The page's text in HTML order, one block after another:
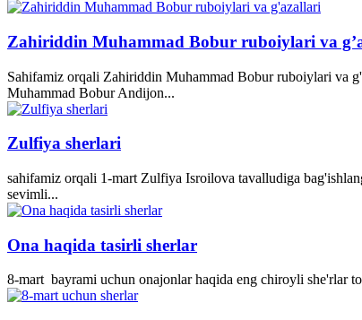
Zahiriddin Muhammad Bobur ruboiylari va
Sahifamiz orqali Zahiriddin Muhammad Bobur ruboiylari va
Muhammad Bobur Andijon...
Zulfiya sherlari
sahifamiz orqali 1-mart Zulfiya Isroilova tavalludiga
sevimli...
Ona haqida tasirli sherlar
8-mart bayrami uchun onajonlar haqida eng chiroyli she'rlar